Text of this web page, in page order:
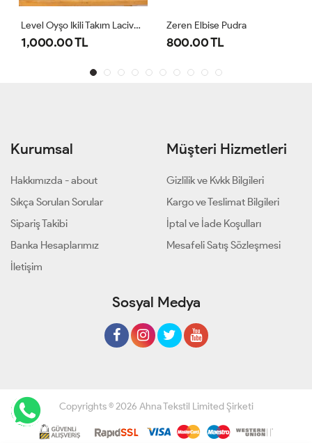
Level Oyşo Ikili Takım Lacivert
1,000.00 TL
Zeren Elbise Pudra
800.00 TL
Kurumsal
Hakkımızda - about
Sıkça Sorulan Sorular
Sipariş Takibi
Banka Hesaplarımız
İletişim
Müşteri Hizmetleri
Gizlilik ve Kvkk Bilgileri
Kargo ve Teslimat Bilgileri
İptal ve İade Koşulları
Mesafeli Satış Sözleşmesi
Sosyal Medya
Copyrights © 2026 Ahna Tekstil Limited Şirketi